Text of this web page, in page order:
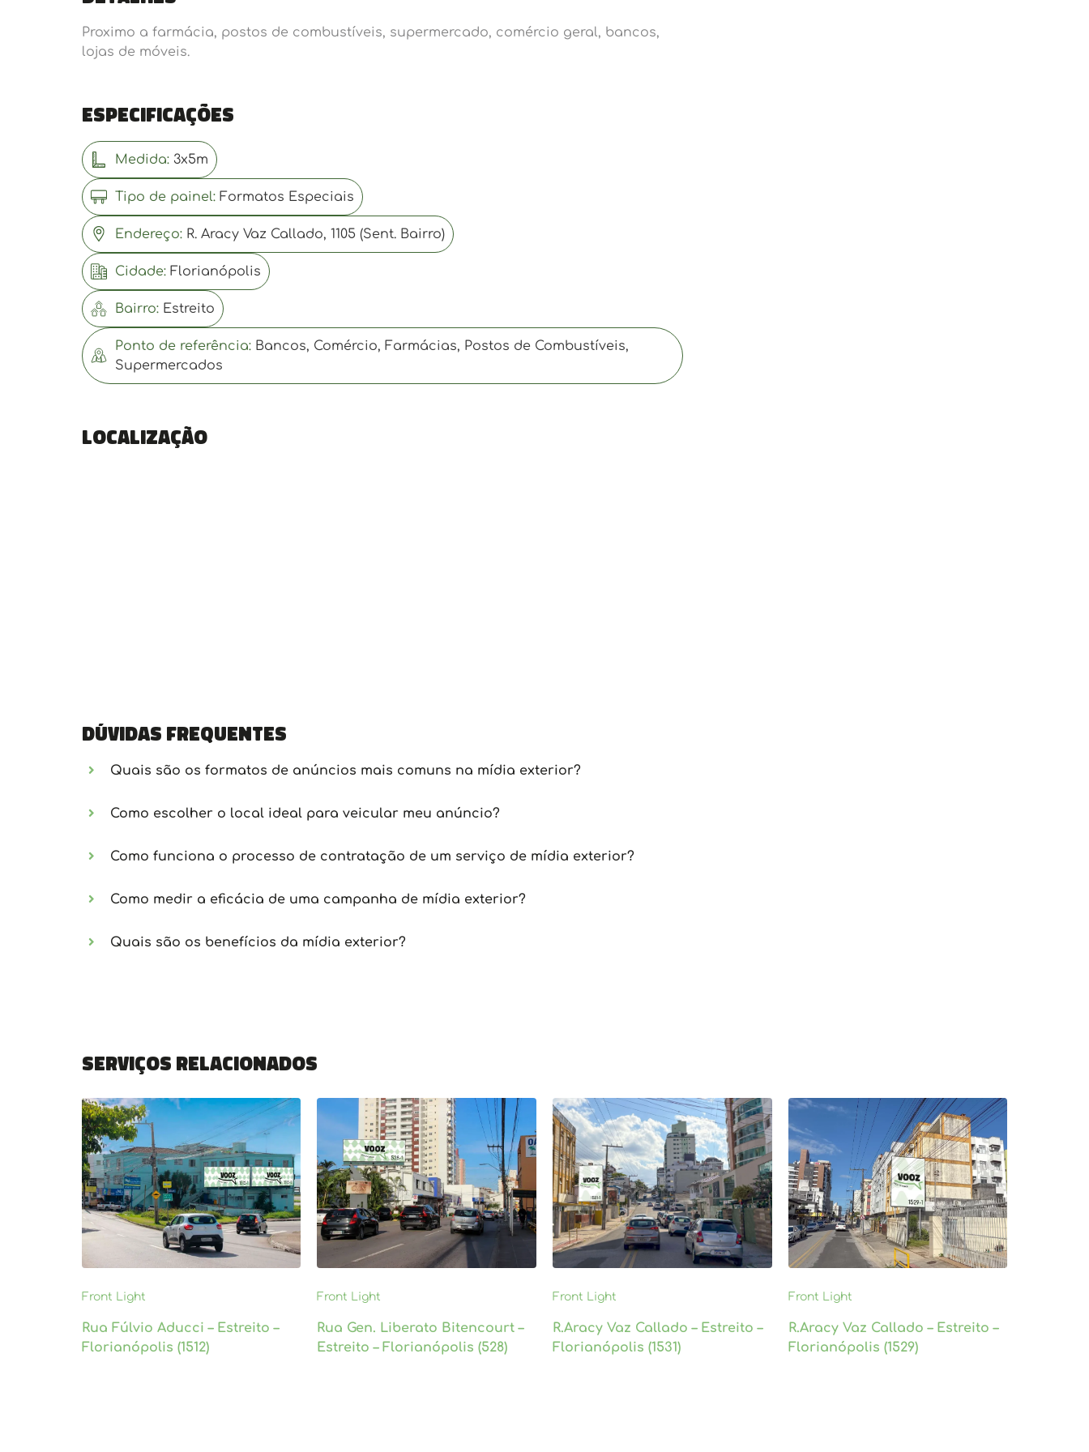
Proximo a farmácia, postos de combustíveis, supermercado, comércio geral, bancos,
lojas de móveis.
Especificações
Medida:3x5m
Tipo de painel:Formatos Especiais
Endereço:R. Aracy Vaz Callado, 1105 (Sent. Bairro)
Cidade:Florianópolis
Bairro:Estreito
Ponto de referência:Bancos, Comércio, Farmácias, Postos de Combustíveis,
Supermercados
Localização
Dúvidas frequentes
Quais são os formatos de anúncios mais comuns na mídia exterior?
Como escolher o local ideal para veicular meu anúncio?
Como funciona o processo de contratação de um serviço de mídia exterior?
Como medir a eficácia de uma campanha de mídia exterior?
Quais são os benefícios da mídia exterior?
Serviços relacionados
Front Light
Rua Fúlvio Aducci – Estreito –
Florianópolis (1512)
Front Light
Rua Gen. Liberato Bitencourt –
Estreito – Florianópolis (528)
Front Light
R.Aracy Vaz Callado – Estreito –
Florianópolis (1531)
Front Light
R.Aracy Vaz Callado – Estreito –
Florianópolis (1529)